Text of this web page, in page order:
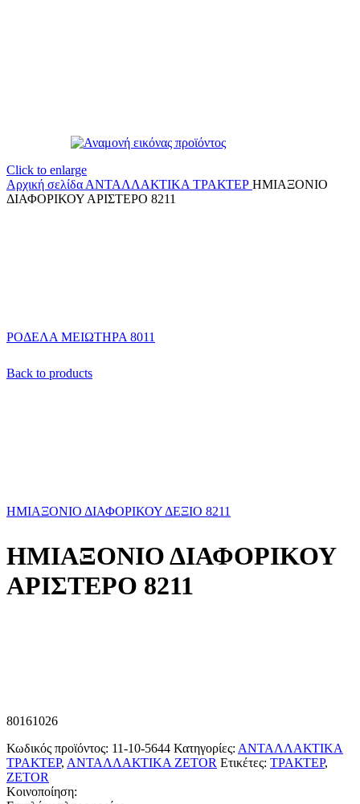
Click to enlarge
Αρχική σελίδα ΑΝΤΑΛΛΑΚΤΙΚΑ ΤΡΑΚΤΕΡ ΗΜΙΑΞΟΝΙΟ
ΔΙΑΦΟΡΙΚΟΥ ΑΡΙΣΤΕΡΟ 8211
ΡΟΔΕΛΑ ΜΕΙΩΤΗΡΑ 8011
Back to products
ΗΜΙΑΞΟΝΙΟ ΔΙΑΦΟΡΙΚΟΥ ΔΕΞΙΟ 8211
ΗΜΙΑΞΟΝΙΟ ΔΙΑΦΟΡΙΚΟΥ
ΑΡΙΣΤΕΡΟ 8211
80161026
Κωδικός προϊόντος: 11-10-5644 Κατηγορίες: ΑΝΤΑΛΛΑΚΤΙΚΑ
ΤΡΑΚΤΕΡ, ΑΝΤΑΛΛΑΚΤΙΚΑ ZETOR Ετικέτες: ΤΡΑΚΤΕΡ,
ZETOR
Κοινοποίηση: